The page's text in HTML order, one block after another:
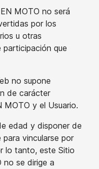
MOTO no será
por los
u otras
que
no supone
de carácter
MOTO y el Usuario.
edad y disponer de
vincularse por
lo tanto, este Sitio
no se dirige a